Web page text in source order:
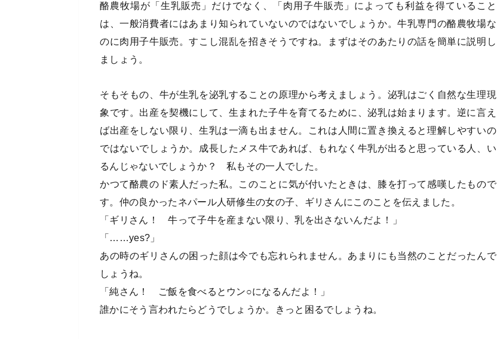
酪農牧場が「生乳販売」だけでなく、「肉用子牛販売」によっても利益を得ていること
は、一般消費者にはあまり知られていないのではないでしょうか。牛乳専門の酪農牧場な
のに肉用子牛販売。すこし混乱を招きそうですね。まずはそのあたりの話を簡単に説明し
ましょう。
そもそもの、牛が生乳を泌乳することの原理から考えましょう。泌乳はごく自然な生理現
象です。出産を契機にして、生まれた子牛を育てるために、泌乳は始まります。逆に言え
ば出産をしない限り、生乳は一滴も出ません。これは人間に置き換えると理解しやすいの
ではないでしょうか。成長したメス牛であれば、もれなく牛乳が出ると思っている人、い
るんじゃないでしょうか？ 私もその一人でした。
かつて酪農のド素人だった私。このことに気が付いたときは、膝を打って感嘆したもので
す。仲の良かったネパール人研修生の女の子、ギリさんにこのことを伝えました。
「ギリさん！ 牛って子牛を産まない限り、乳を出さないんだよ！」
「……yes?」
あの時のギリさんの困った顔は今でも忘れられません。あまりにも当然のことだったんで
しょうね。
「純さん！ ご飯を食べるとウン○になるんだよ！」
誰かにそう言われたらどうでしょうか。きっと困るでしょうね。